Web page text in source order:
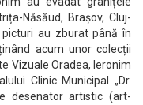
Năsăud, Brașov, Cluj-
au zburat până în
acum unor colecții
Vizuale Oradea, Ieronim
Clinic Municipal „Dr.
desenator artistic (art-